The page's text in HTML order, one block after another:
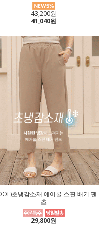
43,200원
41,040원
초냉감소재 에어쿨 스판 배기 팬
츠
29,800원